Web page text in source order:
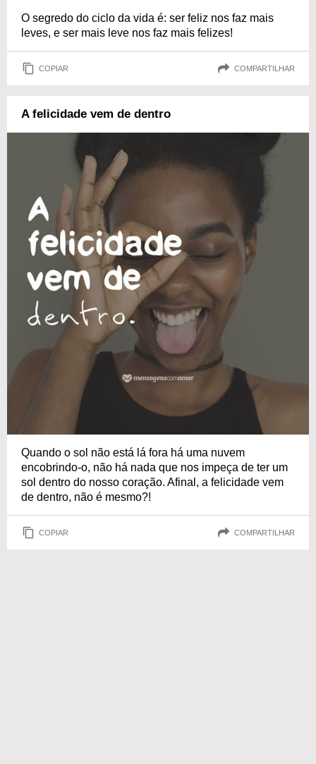
O segredo do ciclo da vida é: ser feliz nos faz mais
leves, e ser mais leve nos faz mais felizes!
COPIAR COMPARTILHAR
A felicidade vem de dentro
Quando o sol não está lá fora há uma nuvem
encobrindo-o, não há nada que nos impeça de ter um
sol dentro do nosso coração. Afinal, a felicidade vem
de dentro, não é mesmo?!
COPIAR COMPARTILHAR